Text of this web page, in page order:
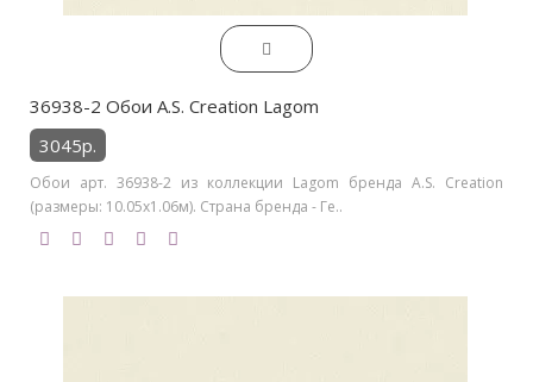
36938-2 Обои A.S. Creation Lagom
3045р.
Обои арт. 36938-2 из коллекции Lagom бренда A.S. Creation
(размеры: 10.05х1.06м). Страна бренда - Ге..